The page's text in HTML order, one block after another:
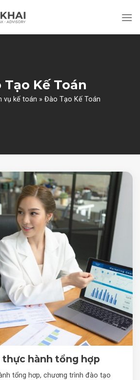
Kế Toán
vụ kế toán » Đào Tạo Kế Toán
thực hành tổng hợp
tổng hơp, chương trình đào tạo